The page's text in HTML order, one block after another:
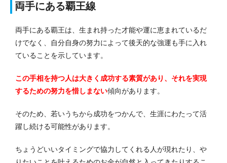
両手にある覇王線
両手にある覇王は、生まれ持った才能や運に恵まれているだ
けでなく、自分自身の努力によって後天的な強運も手に入れ
ていることを示しています。
この手相を持つ人は大きく成功する素質があり、それを実現
するための努力を惜しまない傾向があります。
そのため、若いうちから成功をつかんで、生涯にわたって活
躍し続ける可能性があります。
ちょうどいいタイミングで協力してくれる人が現れたり、や